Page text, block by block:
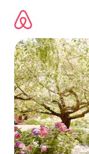
contenido